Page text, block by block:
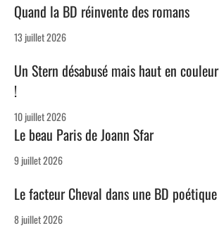
Quand la BD réinvente des romans
13 juillet 2026
Un Stern désabusé mais haut en couleur
!
10 juillet 2026
Le beau Paris de Joann Sfar
9 juillet 2026
Le facteur Cheval dans une BD poétique
8 juillet 2026